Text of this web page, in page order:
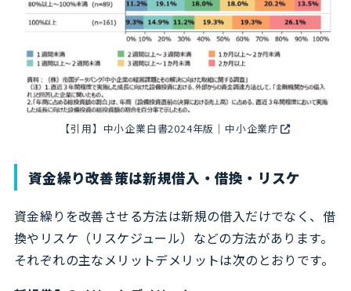
【引用】 中小企業白書2024年版｜中小企業庁
資金繰り改善策は新規借入・借換・リスケ
資金繰りを改善させる方法は新規の借入だけでなく、借
換やリスケ（リスケジュール）などの方法があります。
それぞれの主なメリットデメリットは次のとおりです。